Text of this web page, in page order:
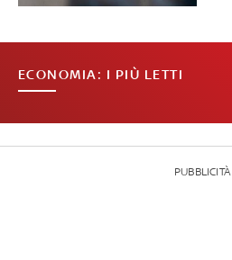
ECONOMIA: I PIÙ LETTI
PUBBLICITÀ